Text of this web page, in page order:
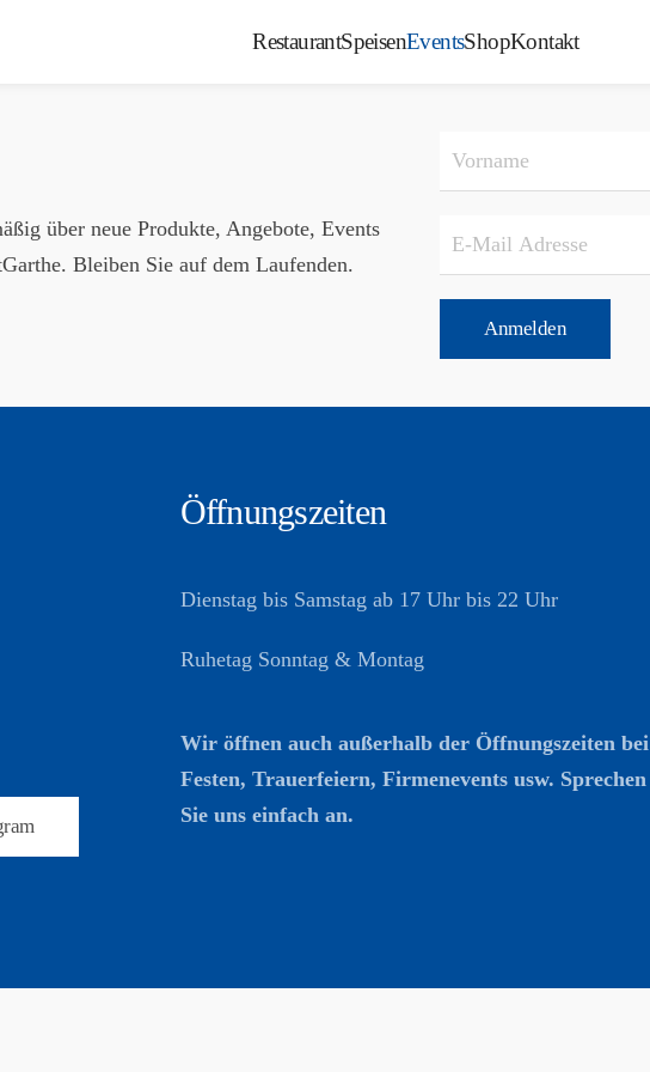
RestaurantSpeisenEventsShopKontakt
über neue Produkte, Angebote, Events
Bleiben Sie auf dem Laufenden.
Anmelden
Öffnungszeiten
Dienstag bis Samstag ab 17 Uhr bis 22 Uhr
Ruhetag Sonntag & Montag
Wir öffnen auch außerhalb der Öffnungszeiten bei
Festen, Trauerfeiern, Firmenevents usw. Sprechen
Sie uns einfach an.